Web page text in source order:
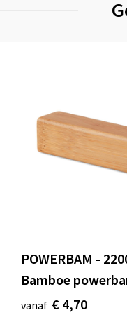
POWERBAM -
Bamboe
vanaf € 4,70